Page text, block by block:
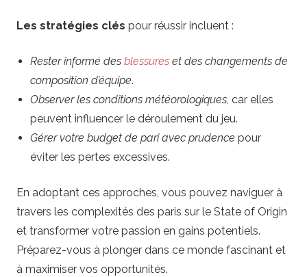
s
u
r
l
e
R
u
g
Les stratégies clés pour réussir incluent :
Rester informé des blessures et des changements de
composition d’équipe.
Observer les conditions météorologiques, car elles
peuvent influencer le déroulement du jeu.
Gérer votre budget de pari avec prudence pour
éviter les pertes excessives.
En adoptant ces approches, vous pouvez naviguer à
travers les complexités des paris sur le State of Origin
et transformer votre passion en gains potentiels.
Préparez-vous à plonger dans ce monde fascinant et
à maximiser vos opportunités.